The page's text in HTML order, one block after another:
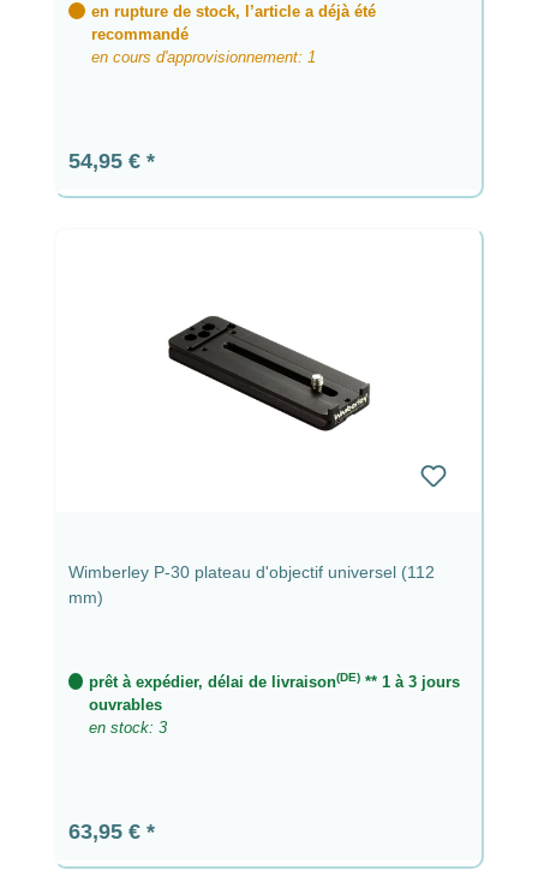
en rupture de stock, l’article a déjà été
recommandé
en cours d'approvisionnement: 1
Prix régulier :
54,95 €
Wimberley P-30 plateau d'objectif universel (112
mm)
prêt à expédier, délai de livraison(DE)** 1 à 3 jours
ouvrables
en stock: 3
Prix régulier :
63,95 €